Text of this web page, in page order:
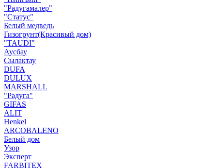
"Радугамалер"
"Статус"
Белый медведь
Гизогрунт(Красивый дом)
"TAUDI"
Аусбау
Сылактау
DUFA
DULUX
MARSHALL
"Радуга"
GIFAS
ALIT
Henkel
ARCOBALENO
Белый дом
Узор
Эксперт
FARBITEX